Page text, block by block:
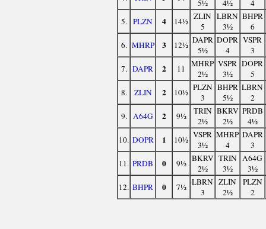
5½
4½
4
5. PLZN 4 14½ ZLIN
5
LBRN
3½
BHPR
6
6. MHRP 3 12½ DAPR
5½
DOPR
4
VSPR
3
7. DAPR 2 11
MHRP
2½
VSPR
3½
DOPR
5
8.
ZLIN 2 10½ PLZN
3
BHPR
5½
LBRN
2
9. A64G 2 9½
TRIN
2½
BKRV
2½
PRDB
4½
10. DOPR 1 10½ VSPR
3½
MHRP
4
DAPR
3
11. PRDB 0 9½ BKRV
2½
TRIN
3½
A64G
3½
12. BHPR 0 7½ LBRN
3
ZLIN
2½
PLZN
2